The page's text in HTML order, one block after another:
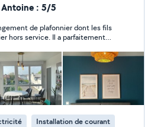
sécurité. Dynamique et
aptitudes à gérer et à
personnes. 1 Étudier
2 Réaliser l'ensemble
et raccordement des
4 Aménager des chemins de
électriques avant la
les dysfonctionnements Je
de bricolage et peinture.
pour vos besoins.
Antoine : 5/5
de plafonnier dont les fils
hors service. Il a parfaitement
Installation de courant